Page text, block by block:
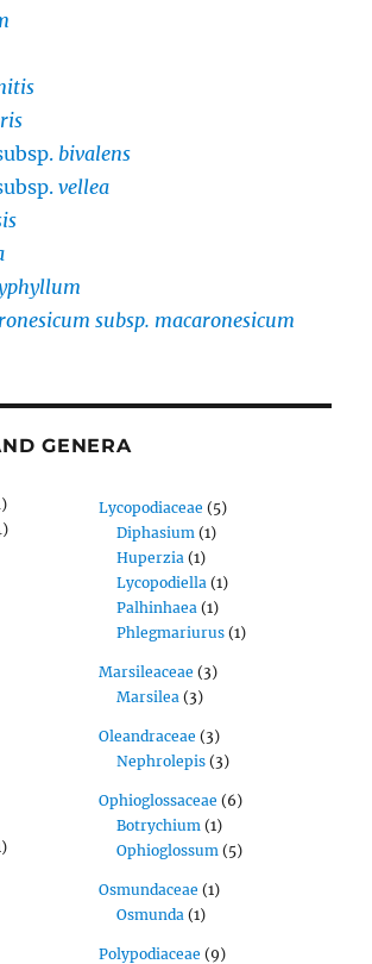
bivalens
vellea
subsp. macaronesicum
GENERA
Lycopodiaceae (5)
Diphasium (1)
Huperzia (1)
Lycopodiella (1)
Palhinhaea (1)
Phlegmariurus (1)
Marsileaceae (3)
Marsilea (3)
Oleandraceae (3)
Nephrolepis (3)
Ophioglossaceae (6)
Botrychium (1)
Ophioglossum (5)
Osmundaceae (1)
Osmunda (1)
Polypodiaceae (9)